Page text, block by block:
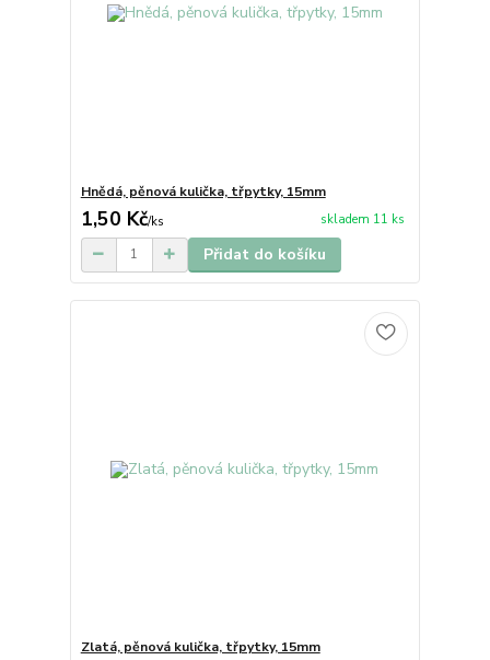
Hnědá, pěnová kulička, třpytky, 15mm
1,50 Kč/ks skladem 11 ks
Přidat do košíku
Zlatá, pěnová kulička, třpytky, 15mm